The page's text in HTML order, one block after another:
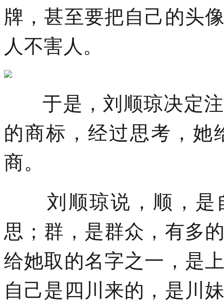
牌，甚至要把自己的头
人不害人。
于是，刘顺琼决定注
的商标，经过思考，
商。
刘顺琼说，顺，是
思；群，是群众，有多
给她取的名字之一，是
自己是四川来的，是川